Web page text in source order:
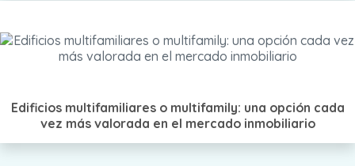
Edificios multifamiliares o multifamily: una opción cada
vez más valorada en el mercado inmobiliario